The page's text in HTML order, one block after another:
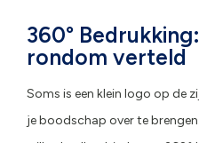
360°
rondom verteld
Soms is een klein logo op de
je boodschap over te